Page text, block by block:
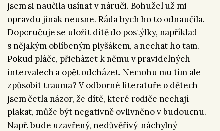
jsem si naučila usínat v náruči. Bohužel už mi
opravdu jinak neusne. Ráda bych ho to odnaučila.
Doporučuje se uložit dítě do postýlky, například
s nějakým oblíbeným plyšákem, a nechat ho tam.
Pokud pláče, přicházet k němu v pravidelných
intervalech a opět odcházet. Nemohu mu tím ale
způsobit trauma? V odborné literatuře o dětech
jsem četla názor, že dítě, které rodiče nechají
plakat, může být negativně ovlivněno v budoucnu.
Např. bude uzavřený, nedůvěřivý, náchylný